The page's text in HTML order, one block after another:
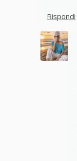
Rispondi